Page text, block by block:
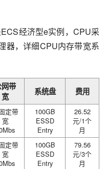
经济型e实例，CPU采
器，详细CPU内存带宽系
带
宽
系统盘 费用
定带
宽
100GB
ESSD
Entry
26.52
元/1个
月
定带
宽
100GB
ESSD
Entry
79.56
元/3个
月